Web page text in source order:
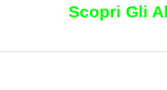
Scopri Gli